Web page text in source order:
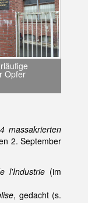
Opfer
massakrierten
2. September
l'Industrie (im
, gedacht (s.